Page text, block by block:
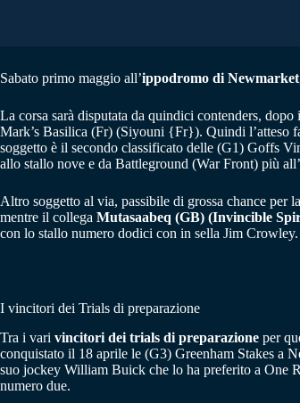
Sabato primo maggio all’ippodromo di Newmarket
La corsa sarà disputata da quindici contenders,
Mark’s Basilica (Fr) (Siyouni {Fr}). Quindi l’atteso
soggetto è il secondo classificato delle (G1) Goffs
allo stallo nove e da Battleground (War Front) più
Altro soggetto al via, passibile di grossa chance per
mentre il collega Mutasaabeq (GB) (Invincible
con lo stallo numero dodici con in sella Jim Crowley.
I vincitori dei Trials di preparazione
Tra i vari vincitori dei trials di preparazione per
conquistato il 18 aprile le (G3) Greenham Stakes a
suo jockey William Buick che lo ha preferito a One
numero due.